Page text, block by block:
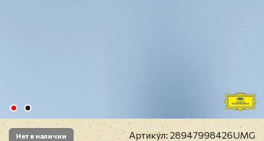
Нет в наличии Артикул:28947998426UMG